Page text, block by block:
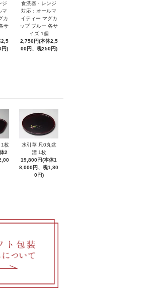
ジ
マ
カ
サ
2,5
円)
食洗器・レンジ
対応：オールマ
イティー マグカ
ップ ブルー 各サ
イズ 1個
2,750円(本体2,5
00円、税250円)
1枚
2
水引草 尺0丸盆
溜 1枚
19,800円(本体1
8,000円、税1,80
0円)